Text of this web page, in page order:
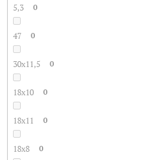
5,3 0
47 0
30x11,5 0
18x10 0
18x11 0
18x8 0